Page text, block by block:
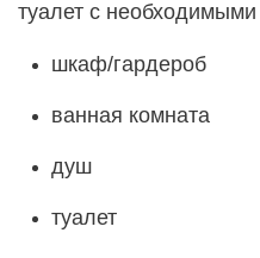
туалет с
шкаф/гардероб
ванная комната
душ
туалет